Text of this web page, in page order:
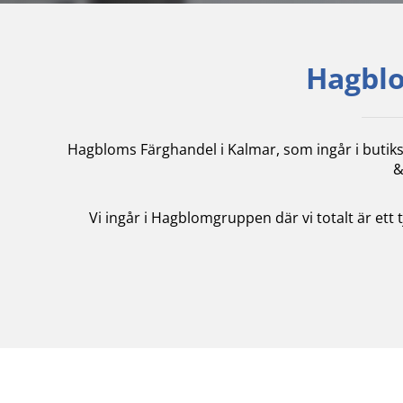
Hagbloms Färghandel i Kalmar, som ingår i
Vi ingår i Hagblomgruppen där vi totalt är